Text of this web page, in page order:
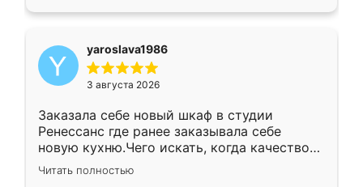
yaroslava1986
3 августа 2026
Заказала себе новый шкаф в студии
Ренессанс где ранее заказывала себе
новую кухню.Чего искать, когда качеством
вполне довольна. Служит кухня уже почти
два года, нареканий нет.
Читать полностью